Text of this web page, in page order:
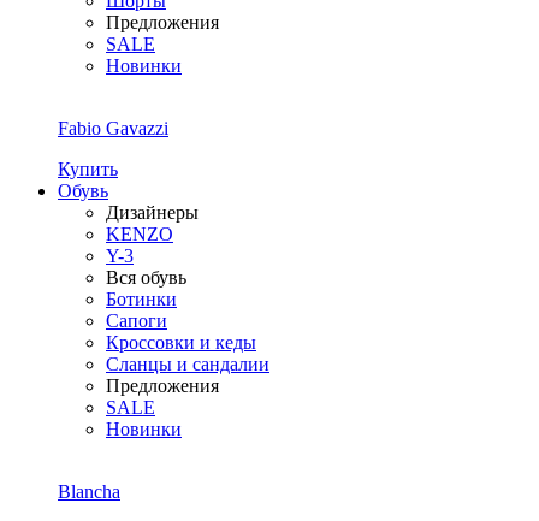
Предложения
SALE
Новинки
Fabio Gavazzi
Купить
Обувь
Дизайнеры
KENZO
Y-3
Вся обувь
Ботинки
Сапоги
Кроссовки и кеды
Сланцы и сандалии
Предложения
SALE
Новинки
Blancha